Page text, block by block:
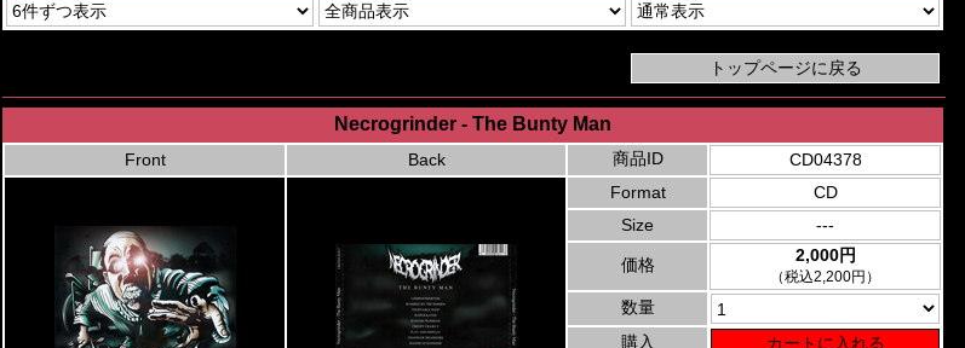
Necrogrinder - The Bunty Man
Front Back 商品ID
CD04378
Format
CD
Size
---
価格 2,000円
（税込2,200円）
数量
購入